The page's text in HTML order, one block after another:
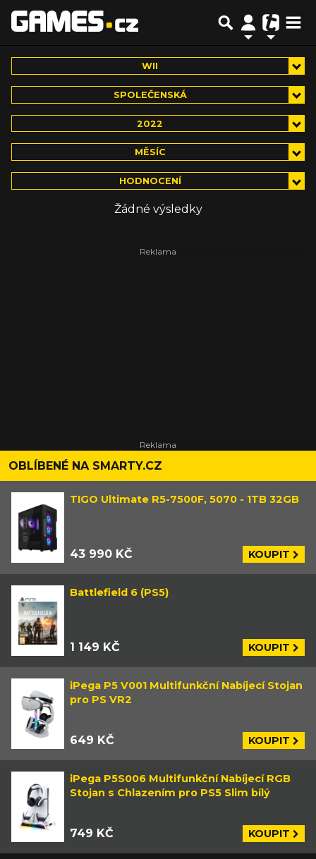
WII
SPOLEČENSKÁ
2022
MĚSÍC
HODNOCENÍ
Žádné výsledky
OBLÍBENÉ NA SMARTY.CZ
TIGO Ultimate R5-7500F, 5070 - 1TB 32GB
43 990 KČ KOUPIT
Battlefield 6 (PS5)
1 149 KČ KOUPIT
iPega P5 V001 Multifunkční Nabíjecí Stojan
pro PS VR2
649 KČ KOUPIT
iPega P5S006 Multifunkční Nabíjecí RGB
Stojan s Chlazením pro PS5 Slim bílý
749 KČ KOUPIT